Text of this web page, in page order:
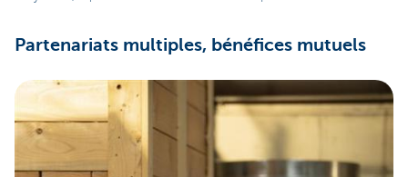
Partenariats multiples, bénéfices mutuels